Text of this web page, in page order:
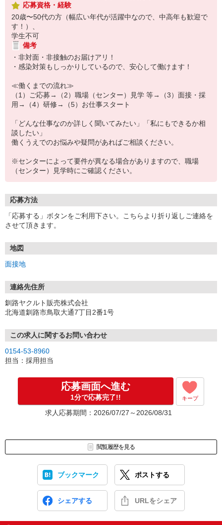
応募資格・経験
20歳〜50代の方（幅広い年代が活躍中なので、中高年も歓迎で
す！）、
学生不可
備考
・非対面・非接触のお届けアリ！
・感染対策もしっかりしているので、安心して働けます！
≪働くまでの流れ≫
（1）ご応募→（2）職場（センター）見学 等→（3）面接・採
用→（4）研修→（5）お仕事スタート
「どんな仕事なのか詳しく聞いてみたい」「私にもできるか相
談したい」
働くうえでのお悩みや疑問があればご相談ください。
※センターによって要件が異なる場合がありますので、職場
（センター）見学時にご確認ください。
応募方法
「応募する」ボタンをご利用下さい。こちらより折り返しご連絡を
させて頂きます。
地図
面接地
連絡先住所
釧路ヤクルト販売株式会社
北海道釧路市鳥取大通7丁目2番1号
この求人に関するお問い合わせ
0154-53-8960
担当：採用担当
応募画面へ進む
1分で応募完了!! キープ
求人応募期間：2026/07/27～2026/08/31
閲覧履歴を見る
ブックマーク ポストする
シェアする URLをシェア